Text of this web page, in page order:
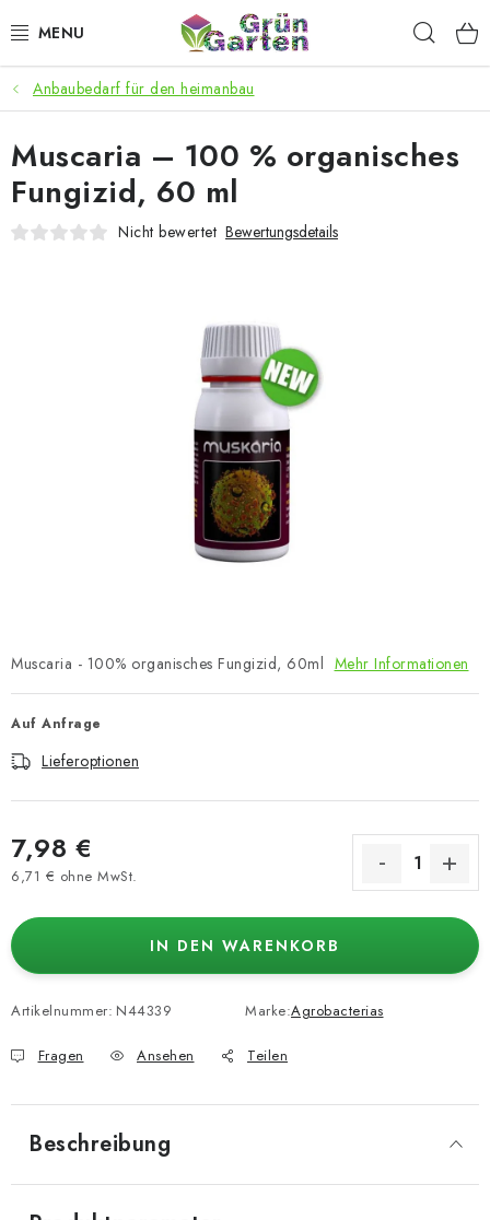
Inhalt
ANGEBOTE
LED PFLANZENLAMPEN
ANBAUBEDARF FÜR DEN HEIMANBAU
Kaufberatung
Datenschutzerklärung Impressum
Anbaubedarf für den heimanbau
Muscaria - 100% organisches Fungizid, 60ml Mehr Informationen
Auf Anfrage
Lieferoptionen
7,98 €
6,71 € ohne MwSt.
IN DEN WARENKORB
Artikelnummer: N44339 Marke:Agrobacterias
Fragen Ansehen Teilen
Muscaria – 100 % organisches
Fungizid, 60 ml
Nicht bewertet Bewertungsdetails
Beschreibung